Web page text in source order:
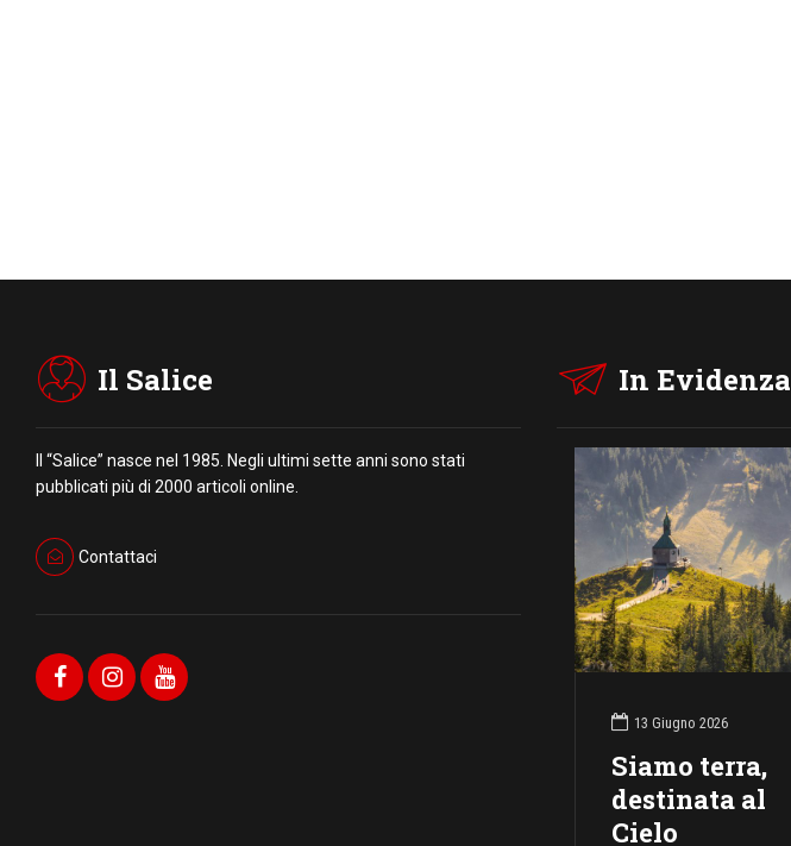
Il Salice
Il “Salice” nasce nel 1985. Negli ultimi sette anni sono stati
pubblicati più di 2000 articoli online.
Contattaci
In Evidenza
13 Giugno 2026
Siamo terra,
destinata al
Cielo